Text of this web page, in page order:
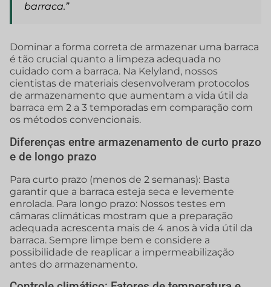
barraca.”
Dominar a forma correta de armazenar uma barraca
é tão crucial quanto a limpeza adequada no
cuidado com a barraca. Na Kelyland, nossos
cientistas de materiais desenvolveram protocolos
de armazenamento que aumentam a vida útil da
barraca em 2 a 3 temporadas em comparação com
os métodos convencionais.
Diferenças entre armazenamento de curto prazo
e de longo prazo
Para curto prazo (menos de 2 semanas): Basta
garantir que a barraca esteja seca e levemente
enrolada. Para longo prazo: Nossos testes em
câmaras climáticas mostram que a preparação
adequada acrescenta mais de 4 anos à vida útil da
barraca. Sempre limpe bem e considere a
possibilidade de reaplicar a impermeabilização
antes do armazenamento.